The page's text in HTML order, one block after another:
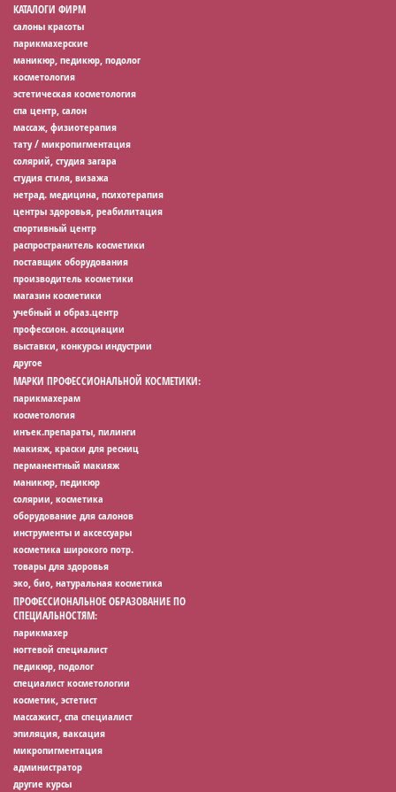
КАТАЛОГИ ФИРМ
салоны красоты
парикмахерские
маникюр, педикюр, подолог
косметология
эстетическая косметология
спа центр, салон
массаж, физиотерапия
тату / микропигментация
солярий, студия загара
студия стиля, визажа
нетрад. медицина, психотерапия
центры здоровья, реабилитация
спортивный центр
распространитель косметики
поставщик оборудования
производитель косметики
магазин косметики
учебный и образ.центр
профессион. ассоциации
выставки, конкурсы индустрии
другое
МАРКИ ПРОФЕССИОНАЛЬНОЙ КОСМЕТИКИ:
парикмахерам
косметология
инъек.препараты, пилинги
макияж, краски для ресниц
перманентный макияж
маникюр, педикюр
солярии, косметика
оборудование для салонов
инструменты и аксессуары
косметика широкого потр.
товары для здоровья
эко, био, натуральная косметика
ПРОФЕССИОНАЛЬНОЕ ОБРАЗОВАНИЕ ПО
СПЕЦИАЛЬНОСТЯМ:
парикмахер
ногтевой специалист
педикюр, подолог
специалист косметологии
косметик, эстетист
массажист, спа специалист
эпиляция, ваксация
микропигментация
администратор
другие курсы